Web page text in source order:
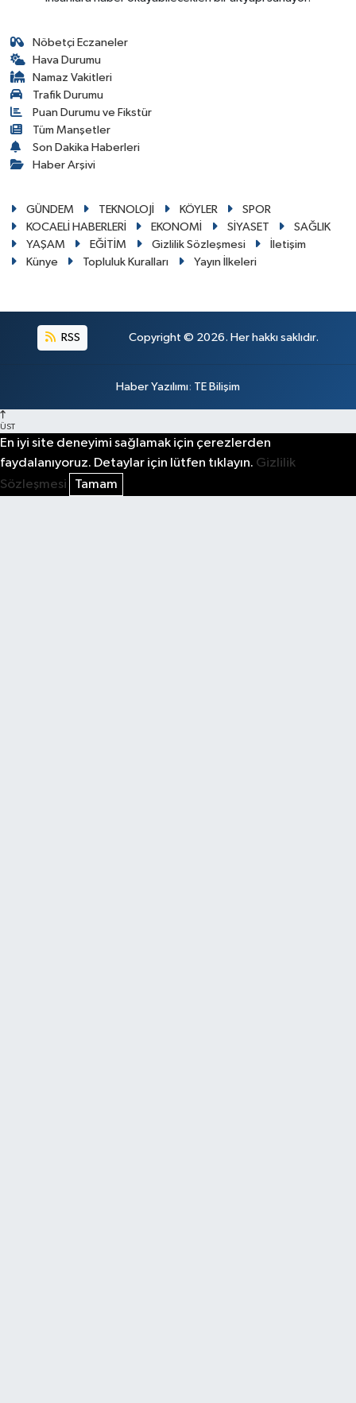
Nöbetçi Eczaneler
Hava Durumu
Namaz Vakitleri
Trafik Durumu
Puan Durumu ve Fikstür
Tüm Manşetler
Son Dakika Haberleri
Haber Arşivi
GÜNDEM TEKNOLOJİ KÖYLER
SPOR
KOCAELİ HABERLERİ
EKONOMİ SİYASET
SAĞLIK
YAŞAM
EĞİTİM Gizlilik Sözleşmesi
İletişim
Künye
Topluluk Kuralları Yayın İlkeleri
RSS Copyright © 2026. Her hakkı saklıdır.
Haber Yazılımı: TE Bilişim
ÜST
En iyi site deneyimi sağlamak için çerezlerden
faydalanıyoruz. Detaylar için lütfen tıklayın. Gizlilik
Sözleşmesi
Tamam